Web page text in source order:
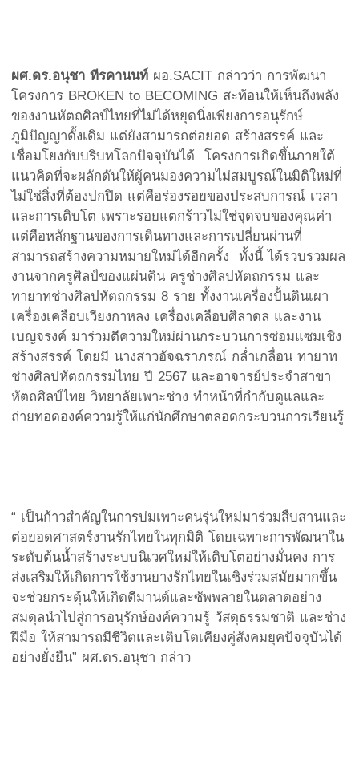
ผศ.ดร.อนุชา ทีรคานนท์ ผอ.SACIT กล่าวว่า การพัฒนา
โครงการ BROKEN to BECOMING สะท้อนให้เห็นถึงพลัง
ของงานหัตถศิลป์ไทยที่ไม่ได้หยุดนิ่งเพียงการอนุรักษ์
ภูมิปัญญาดั้งเดิม แต่ยังสามารถต่อยอด สร้างสรรค์ และ
เชื่อมโยงกับบริบทโลกปัจจุบันได้ โครงการเกิดขึ้นภายใต้
แนวคิดที่จะผลักดันให้ผู้คนมองความไม่สมบูรณ์ในมิติใหม่ที่
ไม่ใช่สิ่งที่ต้องปกปิด แต่คือร่องรอยของประสบการณ์ เวลา
และการเติบโต เพราะรอยแตกร้าวไม่ใช่จุดจบของคุณค่า
แต่คือหลักฐานของการเดินทางและการเปลี่ยนผ่านที่
สามารถสร้างความหมายใหม่ได้อีกครั้ง ทั้งนี้ ได้รวบรวมผล
งานจากครูศิลป์ของแผ่นดิน ครูช่างศิลปหัตถกรรม และ
ทายาทช่างศิลปหัตถกรรม 8 ราย ทั้งงานเครื่องปั้นดินเผา
เครื่องเคลือบเวียงกาหลง เครื่องเคลือบศิลาดล และงาน
เบญจรงค์ มาร่วมตีความใหม่ผ่านกระบวนการซ่อมแซมเชิง
สร้างสรรค์ โดยมี นางสาวอัจฉราภรณ์ กล่ำเกลื่อน ทายาท
ช่างศิลปหัตถกรรมไทย ปี 2567 และอาจารย์ประจำสาขา
หัตถศิลป์ไทย วิทยาลัยเพาะช่าง ทำหน้าที่กำกับดูแลและ
ถ่ายทอดองค์ความรู้ให้แก่นักศึกษาตลอดกระบวนการเรียนรู้
“ เป็นก้าวสำคัญในการบ่มเพาะคนรุ่นใหม่มาร่วมสืบสานและ
ต่อยอดศาสตร์งานรักไทยในทุกมิติ โดยเฉพาะการพัฒนาใน
ระดับต้นน้ำสร้างระบบนิเวศใหม่ให้เติบโตอย่างมั่นคง การ
ส่งเสริมให้เกิดการใช้งานยางรักไทยในเชิงร่วมสมัยมากขึ้น
จะช่วยกระตุ้นให้เกิดดีมานด์และซัพพลายในตลาดอย่าง
สมดุลนำไปสู่การอนุรักษ์องค์ความรู้ วัสดุธรรมชาติ และช่าง
ฝีมือ ให้สามารถมีชีวิตและเติบโตเคียงคู่สังคมยุคปัจจุบันได้
อย่างยั่งยืน” ผศ.ดร.อนุชา กล่าว